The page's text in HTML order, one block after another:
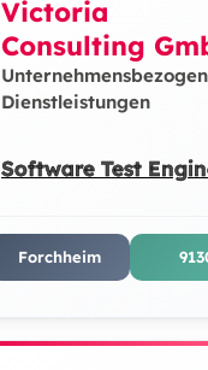
Victoria
Consulting
Dienstleistungen
Software Test
Forchheim